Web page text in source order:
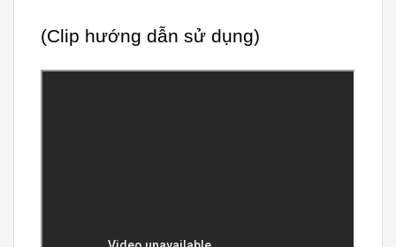
(Clip hướng dẫn sử dụng)